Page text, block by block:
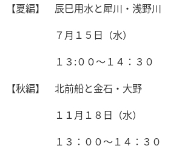
【夏編】 辰巳用水と犀川・浅野川
７月１５日（水）
１３:００～１４：３０
【秋編】 北前船と金石・大野
１１月１８日（水）
１３：００～１４：３０